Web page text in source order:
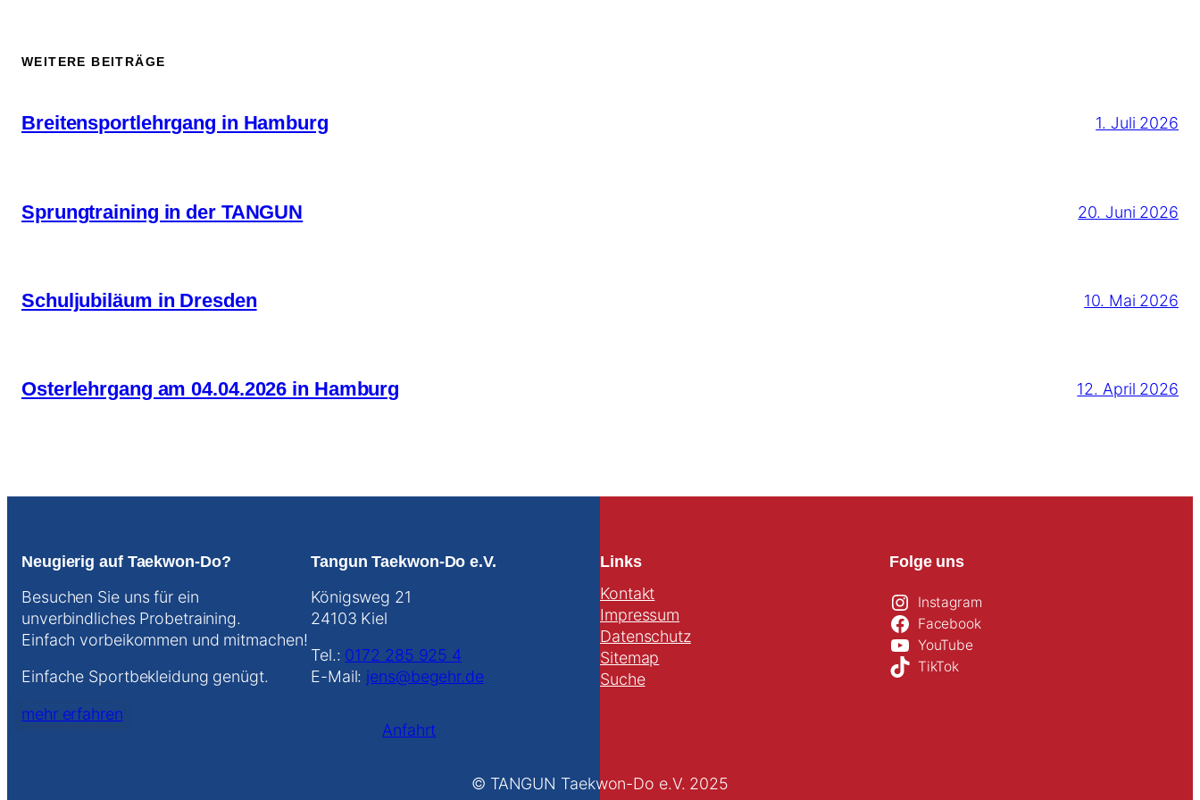
WEITERE BEITRÄGE
Breitensportlehrgang in Hamburg 1. Juli 2026
Sprungtraining in der TANGUN 20. Juni 2026
Schuljubiläum in Dresden 10. Mai 2026
Osterlehrgang am 04.04.2026 in Hamburg 12. April 2026
Neugierig auf Taekwon-Do?
Besuchen Sie uns für ein
unverbindliches Probetraining.
Einfach vorbeikommen und mitmachen!
Einfache Sportbekleidung genügt.
mehr erfahren
Tangun Taekwon-Do e.V.
Königsweg 21
24103 Kiel
Tel.: 0172 285 925 4
E-Mail: jens@begehr.de
Anfahrt
Links
Kontakt
Impressum
Datenschutz
Sitemap
Suche
Folge uns
Instagram
Facebook
YouTube
TikTok
© TANGUN Taekwon-Do e.V. 2025